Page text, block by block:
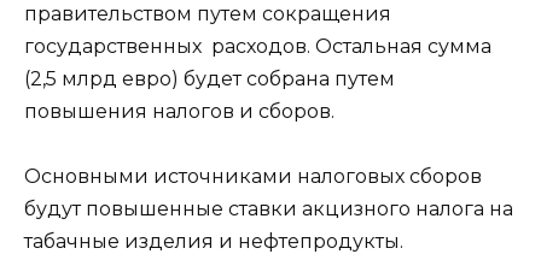
правительством путем сокращения
государственных расходов. Остальная сумма
(2,5 млрд евро) будет собрана путем
повышения налогов и сборов.
Основными источниками налоговых сборов
будут повышенные ставки акцизного налога на
табачные изделия и нефтепродукты.